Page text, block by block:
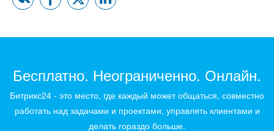
Бесплатно. Неограниченно. Онлайн.
Битрикс24 - это место, где каждый может общаться, совместно
работать над задачами и проектами, управлять клиентами и
делать гораздо больше.